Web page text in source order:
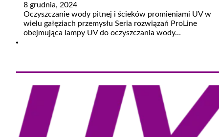
8 grudnia, 2024
Oczyszczanie wody pitnej i ścieków promieniami UV w
wielu gałęziach przemysłu Seria rozwiązań ProLine
obejmująca lampy UV do oczyszczania wody…